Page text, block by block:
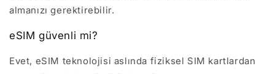
almanızı gerektirebilir.
eSIM güvenli mi?
Evet, eSIM teknolojisi aslında fiziksel SIM kartlardan